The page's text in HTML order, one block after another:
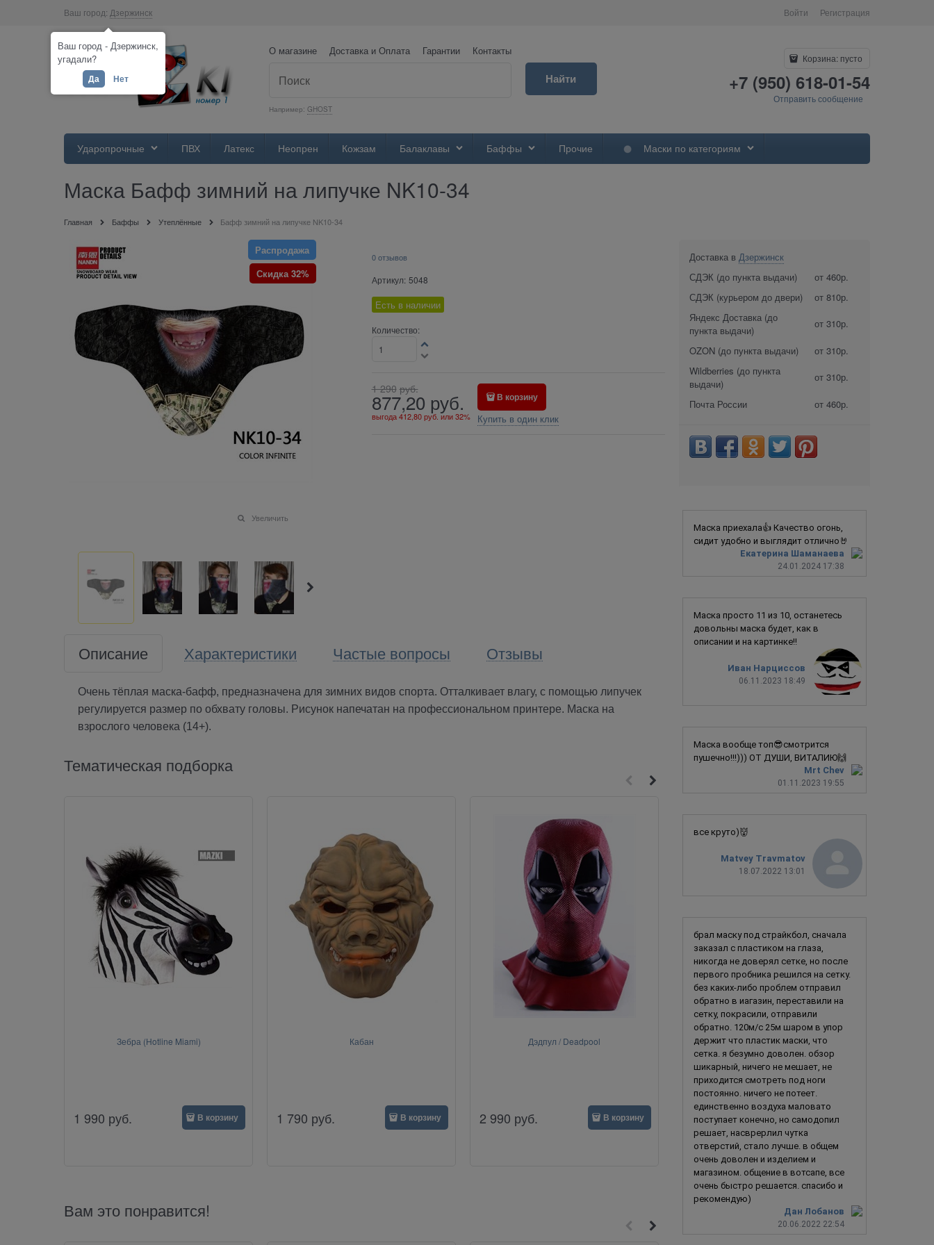
Ваш город: Дзержинск Войти Регистрация
О магазине Доставка и Оплата Гарантии Контакты
Например: GHOST
Найти
Корзина: пусто
+7 (950) 618-01-54
Отправить сообщение
Ударопрочные ПВХ Латекс Неопрен Кожзам Балаклавы Баффы Прочие Маски по категориям
Маска Бафф зимний на липучке NK10-34
Главная Баффы Утеплённые Бафф зимний на липучке NK10-34
Распродажа
Скидка 32%
Увеличить
0 отзывов
Артикул: 5048
Есть в наличии
Количество:
1 290 руб.
877,20 руб.
выгода412,80 руб. или32%
В корзину
Купить в один клик
Описание Характеристики Частые вопросы Отзывы
Очень тёплая маска-бафф, предназначена для зимних видов спорта. Отталкивает влагу, с помощью липучек
регулируется размер по обхвату головы. Рисунок напечатан на профессиональном принтере. Маска на
взрослого человека (14+).
Тематическая подборка
Зебра (Hotline Miami)
1 990 руб. В корзину
Кабан
1 790 руб. В корзину
Дэдпул / Deadpool
2 990 руб. В корзину
Дракула - Летучая мышь
10 990руб. В корзину
Вам это понравится!
Доставка в Дзержинск
СДЭК (до пункта выдачи)
от 460р.
СДЭК (курьером до двери)
от 810р.
Яндекс Доставка (до
пункта выдачи)
от 310р.
OZON (до пункта выдачи)
от 310р.
Wildberries (до пункта
выдачи)
от 310р.
Почта России от 460р.
Екатерина Шаманаева
24.01.2024 17:38
Маска приехала👍 Качество огонь,
сидит удобно и выглядит отлично🤘
Иван Нарциссов
06.11.2023 18:49
Маска просто 11 из 10, останетесь
довольны маска будет, как в
описании и на картинке!!
Mrt Chev
01.11.2023 19:55
Маска вообще топ😎смотрится
пушечно!!!))) ОТ ДУШИ, ВИТАЛИЮ🙌
Matvey Travmatov
18.07.2022 13:01
все круто)👹
Дан Лобанов
20.06.2022 22:54
брал маску под страйкбол, сначала
заказал с пластиком на глаза,
никогда не доверял сетке, но после
первого пробника решился на сетку.
без каких-либо проблем отправил
обратно в иагазин, переставили на
сетку, покрасили, отправили
обратно. 120м/с 25м шаром в упор
держит что пластик маски, что
сетка. я безумно доволен. обзор
шикарный, ничего не мешает, не
приходится смотреть под ноги
постоянно. ничего не потеет.
единственно воздуха маловато
поступает конечно, но самодопил
решает, насврерлил чутка
отверстий, стало лучше. в общем
очень доволен и изделием и
магазином. общение в вотсапе, все
очень быстро решается. спасибо и
рекомендую)
Ваш город - Дзержинск,
угадали?
Да Нет